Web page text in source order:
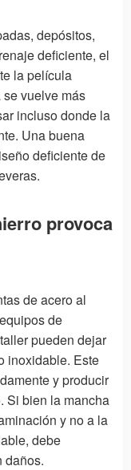
depósitos,
deficiente, el
la película
vuelve más
incluso donde la
Una buena
deficiente de
provoca
de acero al
de
pueden dejar
inoxidable. Este
y producir
Si bien la mancha
y no a la
debe
daños.